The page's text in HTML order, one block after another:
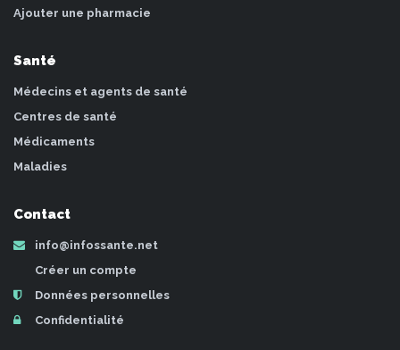
Ajouter une pharmacie
Santé
Médecins et agents de santé
Centres de santé
Médicaments
Maladies
Contact
info@infossante.net
Créer un compte
Données personnelles
Confidentialité